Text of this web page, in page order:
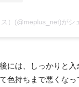
には、しっかりと
色持ちまで悪くなっ